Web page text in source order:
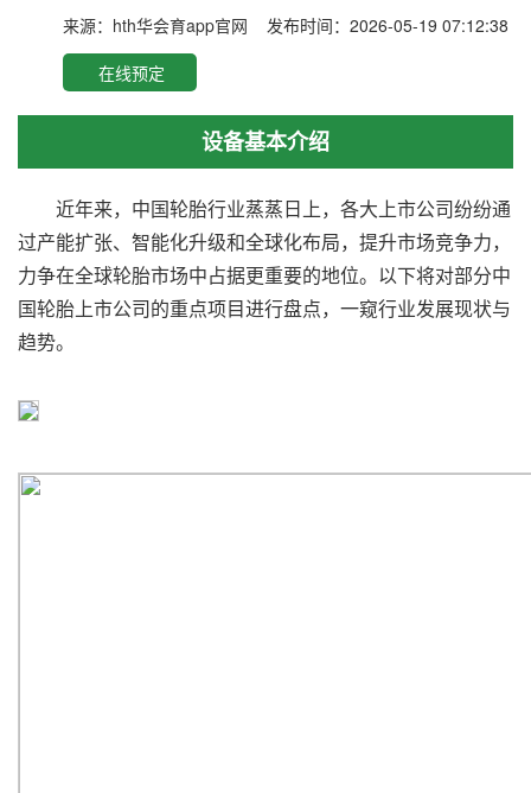
来源： hth华会育app官网 发布时间：2026-05-19 07:12:38
在线预定
设备基本介绍
近年来，中国轮胎行业蒸蒸日上，各大上市公司纷纷通
过产能扩张、智能化升级和全球化布局，提升市场竞争力，
力争在全球轮胎市场中占据更重要的地位。以下将对部分中
国轮胎上市公司的重点项目进行盘点，一窥行业发展现状与
趋势。